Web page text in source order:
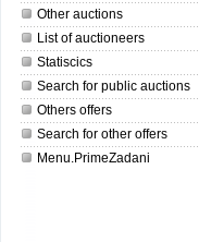
Other auctions
List of auctioneers
Statiscics
Search for public auctions
Others offers
Search for other offers
Menu.PrimeZadani